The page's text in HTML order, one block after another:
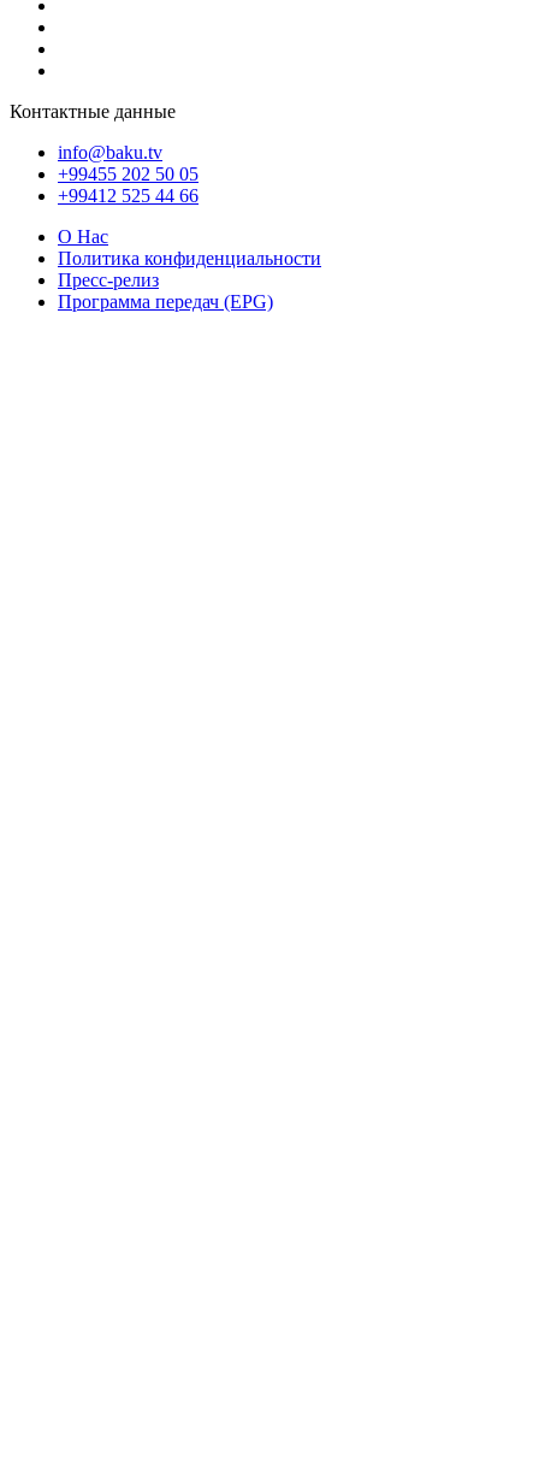
Контактные данные
info@baku.tv
+99455 202 50 05
+99412 525 44 66
О Нас
Политика конфиденциальности
Пресс-релиз
Программа передач (EPG)